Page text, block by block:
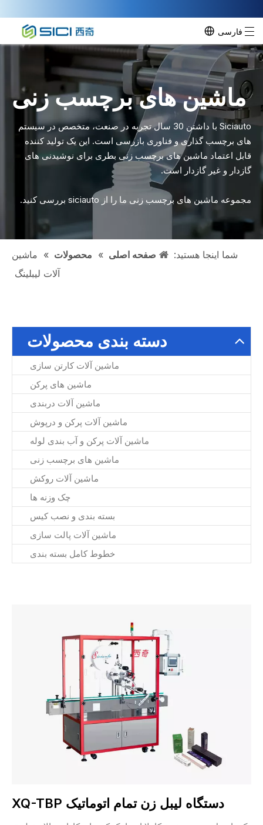
فارسی
ماشین های برچسب زنی
Siciauto با داشتن 30 سال تجربه در صنعت، متخصص در سیستم
های برچسب گذاری و فناوری بازرسی است. این یک تولید کننده
قابل اعتماد ماشین های برچسب زنی بطری برای نوشیدنی های
گازدار و غیر گازدار است.
مجموعه ماشین های برچسب زنی ما را از siciauto بررسی کنید.
شما اینجا هستید: صفحه اصلی » محصولات » ماشین
آلات لیبلینگ
دسته بندی محصولات
ماشین آلات کارتن سازی
ماشین های پرکن
ماشین آلات دربندی
ماشین آلات پرکن و درپوش
ماشین آلات پرکن و آب بندی لوله
ماشین های برچسب زنی
ماشین آلات روکش
چک وزنه ها
بسته بندی و نصب کیس
ماشین آلات پالت سازی
خطوط کامل بسته بندی
دستگاه لیبل زن تمام اتوماتیک XQ-TBP